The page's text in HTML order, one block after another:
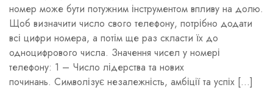
номер може бути потужним інструментом впливу на долю.
Щоб визначити число свого телефону, потрібно додати
всі цифри номера, а потім ще раз скласти їх до
одноцифрового числа. Значення чисел у номері
телефону: 1 – Число лідерства та нових
починань. Символізує незалежність, амбіції та успіх […]